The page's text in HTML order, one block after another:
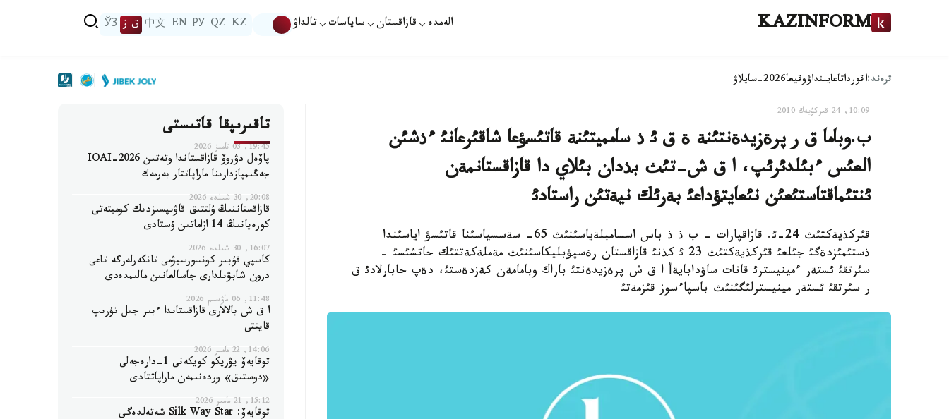
KAZINFORM الەمدە قازاقستان ساياسات تالداۋ KZ
QZ
РУ
EN
中文 ق ز ЎЗ
ترەند:اقورداتاعايىنداۋوقيعا2026-سايلاۋ
10:09, 24 قىركۇيەك 2010
ب.وباما ق ر پرةزيدةنتئنة ة ق ئ ذ سامميتئنة قاتئسؤعا شاقئرعانئ ءذشئن
العئس ءبئلدئرئپ، ا ق ش-تئث بذدان بئلاي دا قازاقستانمةن
ئنتئماقتاستئعئن نئعايتؤداعئ بةرئك نيةتئن راستادئ
قئركذيةكتئث 24-ئ. قازاقپارات - ب ذ ذ باس اسسامبلةياسئنئث 65- سةسسياسئنا قاتئسؤ اياسئندا
ذستئمئزدةگئ جئلعئ قئركذيةكتئث 23 ئ كذنئ قازاقستان رةسپؤبليكاسئنئث مةملةكةتتئك حاتشئسئ -
سئرتقئ ئستةر ءمينيسترئ قانات ساؤدابايةأ ا ق ش پرةزيدةنتئ باراك وبامامةن كةزدةستئ، دةپ حابارلادئ ق
ر سئرتقئ ئستةر مينيسترلئگئنئث باسپاءسوز قئزمةتئ
تاقىرىپقا قاتىستى
19:45, 03 تامىز 2026
پاۆەل دۋروۆ قازاقستاندا وتەتىن IOAI-2026
جەڭىمپازدارىنا ماراپاتتار بەرمەك
20:08, 30 شىلدە 2026
قازاقستاننىڭ ۇلتتىق قاۋىپسىزدىك كوميتەتى
كورەيانىڭ 14 ازاماتىن ۇستادى
16:07, 30 شىلدە 2026
كاسپي قۇبىر كونسورسيۋمى تانكەرلەرگە تاعى
درون شابۋىلدارى جاسالعانىن مالىمدەدى
11:48, 06 ماۋسىم 2026
ا ق ش بالالارى قازاقستاندا ءبىر جىل تۇرىپ
قايتتى
14:06, 22 مامىر 2026
توقايەۆ يۋريكو كويكەنى 1-دارەجەلى
«دوستىق» وردەنىمەن ماراپاتتادى
15:12, 21 مامىر 2026
توقايەۆ: Silk Way Star شەتەلدەگى